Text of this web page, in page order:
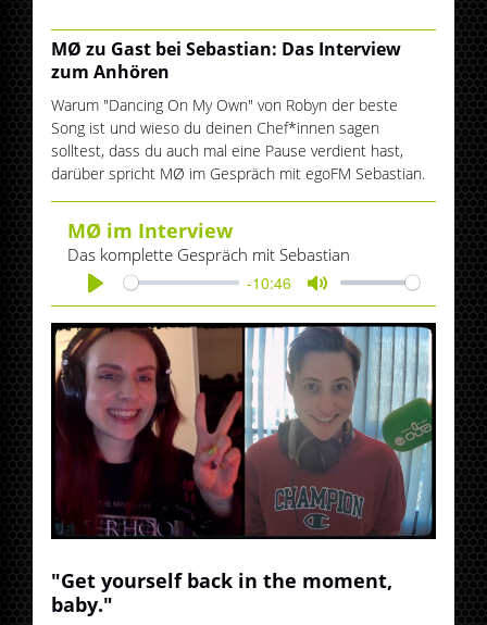
MØ zu Gast bei Sebastian: Das Interview
zum Anhören
Warum "Dancing On My Own" von Robyn der beste
Song ist und wieso du deinen Chef*innen sagen
solltest, dass du auch mal eine Pause verdient hast,
darüber spricht MØ im Gespräch mit egoFM Sebastian.
MØ im Interview
Das komplette Gespräch mit Sebastian
Play
-10:46
Mute
"Get yourself back in the moment,
baby."